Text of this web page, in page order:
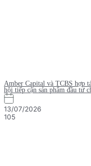
Amber Capital và TCBS hợp
hội tiếp cận sản phẩm đầu tư
13/07/2026
105